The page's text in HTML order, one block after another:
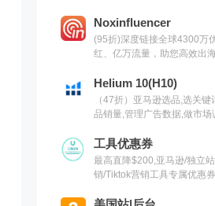
具以及出海干货集锦,欢迎关注
Noxinfluencer
(95折)深度链接全球4300万
红、亿万流量，助您高效出
Helium 10(H10)
（47折）亚马逊选品,选关键
品销量,管理广告数据,做市场
工具优惠券
最高直降$200,亚马逊/独立
销/Tiktok营销工具专属优惠券